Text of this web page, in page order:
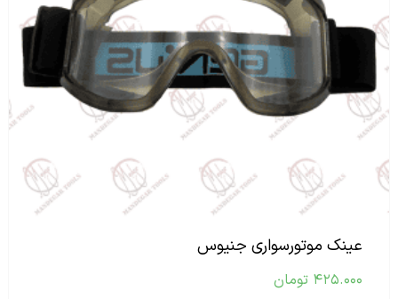
عینک موتورسواری جنیوس
۴۲۵.۰۰۰ تومان